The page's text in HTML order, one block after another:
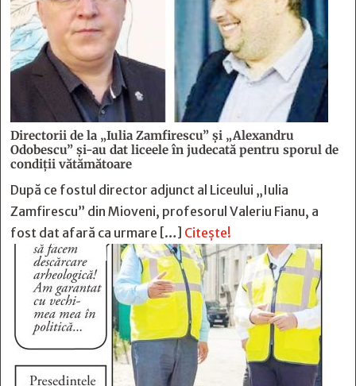
Directorii de la „Iulia Zamfirescu” și „Alexandru
Odobescu” și-au dat liceele în judecată pentru sporul de
condiții vătămătoare
După ce fostul director adjunct al Liceului „Iulia
Zamfirescu” din Mioveni, profesorul Valeriu Fianu, a
fost dat afară ca urmare […] Citește!